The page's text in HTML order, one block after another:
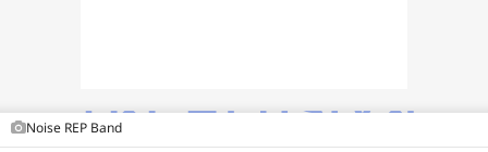
Noise REP Band